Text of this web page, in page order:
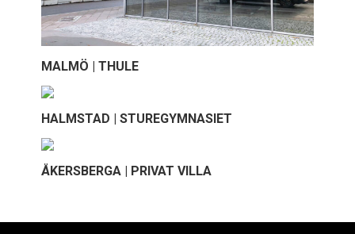
MALMÖ | THULE
HALMSTAD | STUREGYMNASIET
ÅKERSBERGA | PRIVAT VILLA